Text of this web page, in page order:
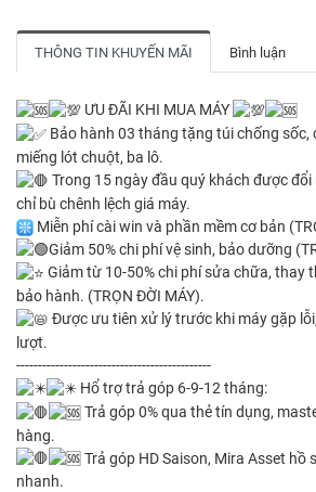
THÔNG TIN KHUYẾN MÃI Bình luận
ƯU ĐÃI KHI MUA MÁY
Bảo hành 03 tháng tặng túi chống sốc,
miếng lót chuột, ba lô.
Trong 15 ngày đầu quý khách được đổi
chỉ bù chênh lệch giá máy.
Miễn phí cài win và phần mềm cơ bản
Giảm 50% chi phí vệ sinh, bảo dưỡng
Giảm từ 10-50% chi phí sửa chữa, thay
bảo hành. (TRỌN ĐỜI MÁY).
Được ưu tiên xử lý trước khi máy gặp
lượt.
---------------------------------------------
Hổ trợ trả góp 6-9-12 tháng:
Trả góp 0% qua thẻ tín dụng,
hàng.
Trả góp HD Saison, Mira Asset hồ
nhanh.